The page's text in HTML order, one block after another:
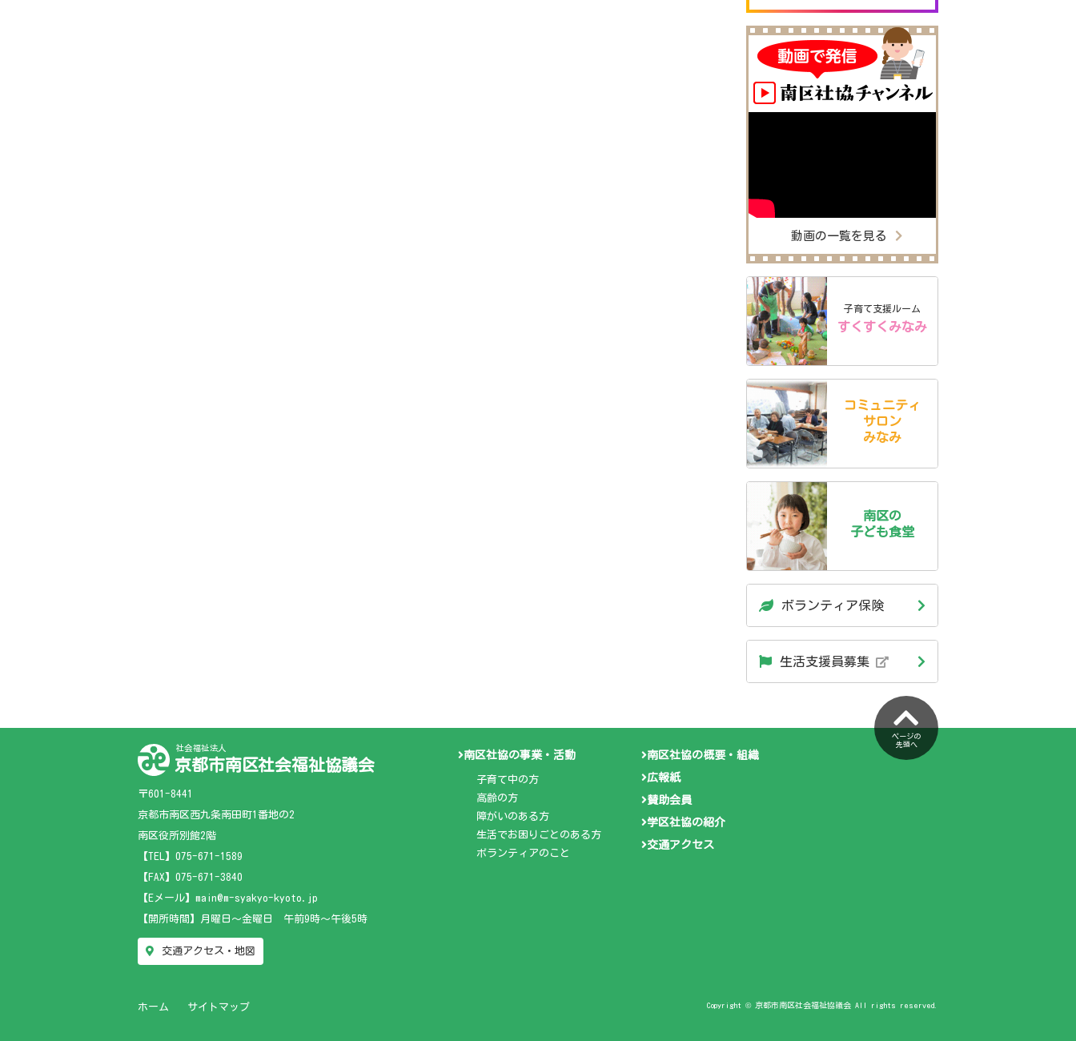
動画の一覧を見る
子育て支援ルーム
すくすくみなみ
コミュニティ
サロン
みなみ
南区の
子ども食堂
ボランティア保険
生活支援員募集
ページの
先頭へ
社会福祉法人
京都市南区社会福祉協議会
〒601-8441
京都市南区西九条南田町1番地の2
南区役所別館2階
【TEL】 075-671-1589
【FAX】075-671-3840
【Eメール】main@m-syakyo-kyoto.jp
【開所時間】月曜日～金曜日 午前9時～午後5時
交通アクセス・地図
南区社協の事業・活動
子育て中の方
高齢の方
障がいのある方
生活でお困りごとのある方
ボランティアのこと
南区社協の概要・組織
広報紙
賛助会員
学区社協の紹介
交通アクセス
ホーム サイトマップ Copyright © 京都市南区社会福祉協議会 All rights reserved.